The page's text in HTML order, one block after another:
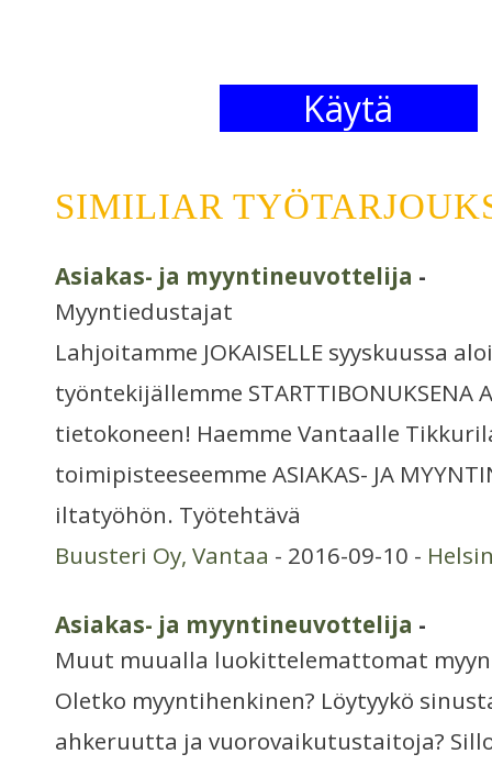
Käytä
SIMILIAR
Asiakas- ja myyntineuvottelija -
Myyntiedustajat
Lahjoitamme JOKAISELLE syyskuussa
työntekijällemme STARTTIBONUKSENA
tietokoneen! Haemme Vantaalle
toimipisteeseemme ASIAKAS- JA
iltatyöhön. Työtehtävä
Buusteri Oy, Vantaa - 2016-09-10 -
Asiakas- ja myyntineuvottelija -
Muut muualla luokittelemattomat
Oletko myyntihenkinen? Löytyykö
ahkeruutta ja vuorovaikutustaitoja?